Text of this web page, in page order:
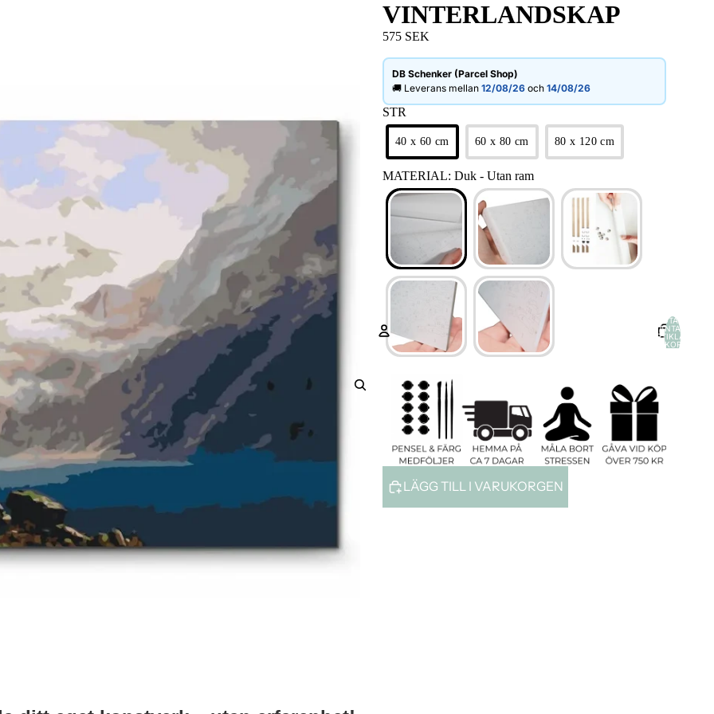
ANDRA INLOGGNINGSALTERNATIV
Ordrar
Profil
TOTALT
ANTAL
ARTIKLAR I
VARUKORGEN:
VINTERLANDSKAP
575 SEK
DB Schenker (Parcel Shop)
🚚 Leverans mellan 12/08/26 och 14/08/26
STR
40 x 60 cm 60 x 80 cm 80 x 120 cm
MATERIAL: Duk - Utan ram
LÄGG TILL I VARUKORGEN